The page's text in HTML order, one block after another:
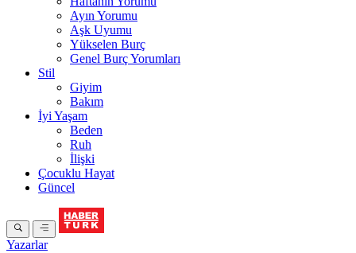
Ayın Yorumu
Aşk Uyumu
Yükselen Burç
Genel Burç Yorumları
Stil
Giyim
Bakım
İyi Yaşam
Beden
Ruh
İlişki
Çocuklu Hayat
Güncel
Yazarlar